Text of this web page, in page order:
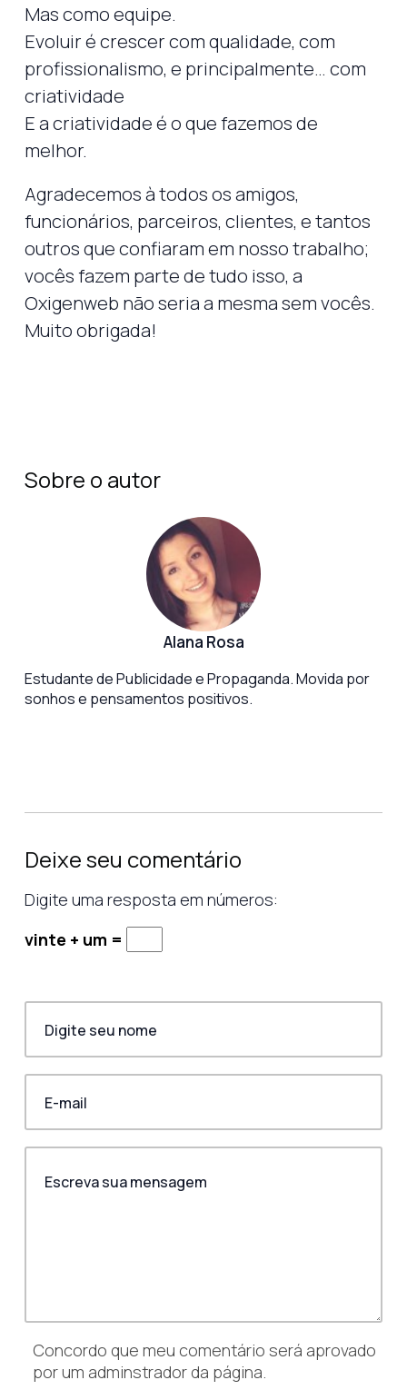
Mas como equipe.
Evoluir é crescer com qualidade, com
profissionalismo, e principalmente… com
criatividade
E a criatividade é o que fazemos de
melhor.
Agradecemos à todos os amigos,
funcionários, parceiros, clientes, e tantos
outros que confiaram em nosso trabalho;
vocês fazem parte de tudo isso, a
Oxigenweb não seria a mesma sem vocês.
Muito obrigada!
Sobre o autor
Alana Rosa
Estudante de Publicidade e Propaganda. Movida por
sonhos e pensamentos positivos.
Deixe seu comentário
Concordo que meu comentário será aprovado
por um adminstrador da página.
Digite uma resposta em números:
vinte + um =